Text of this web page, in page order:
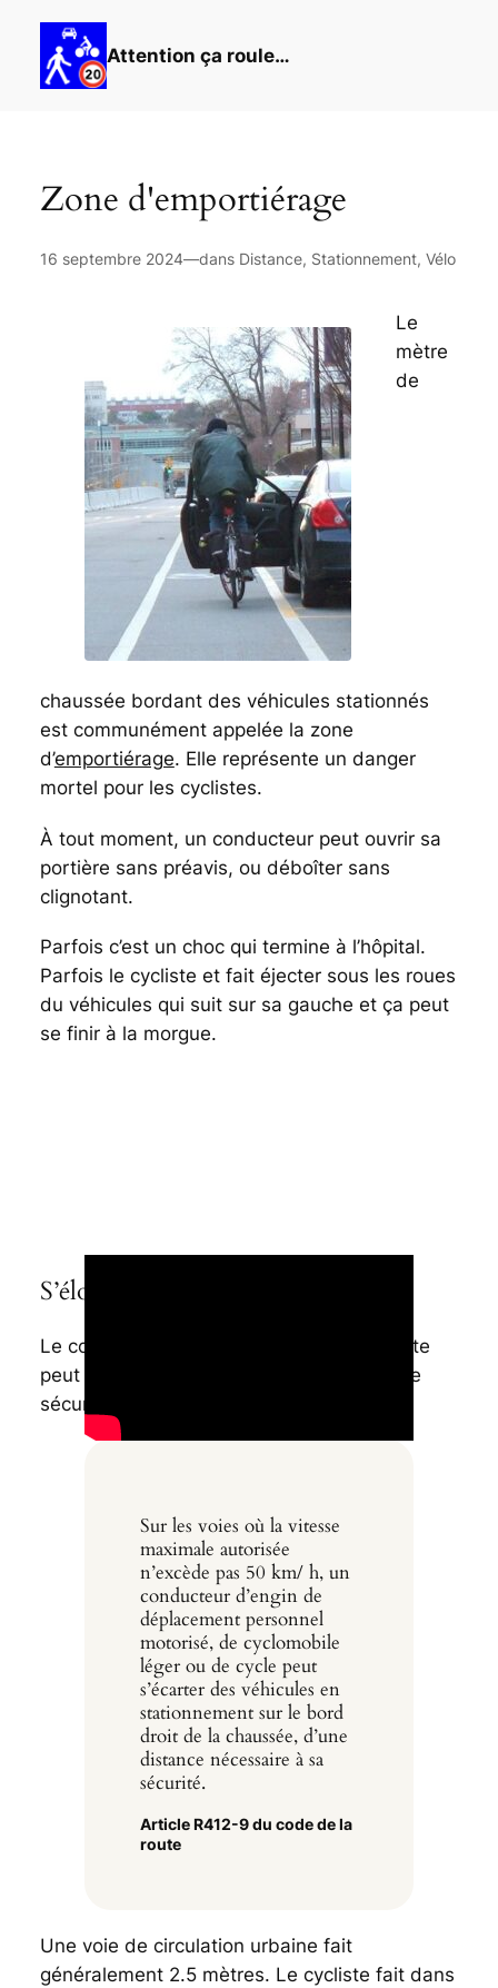
Attention ça roule…
Zone d'emportiérage
16 septembre 2024—dans Distance, Stationnement, Vélo
Le
mètre
de
chaussée bordant des véhicules stationnés
est communément appelée la zone
d’emportiérage. Elle représente un danger
mortel pour les cyclistes.
À tout moment, un conducteur peut ouvrir sa
portière sans préavis, ou déboîter sans
clignotant.
Parfois c’est un choc qui termine à l’hôpital.
Parfois le cycliste et fait éjecter sous les roues
du véhicules qui suit sur sa gauche et ça peut
se finir à la morgue.
S’éloigner du bord droit
Le code le prévoit explicitement. Le cycliste
peut s’écarter du bord droit pour sa propre
sécurité (
Sur les voies où la vitesse
maximale autorisée
n’excède pas 50 km/ h, un
conducteur d’engin de
déplacement personnel
motorisé, de cyclomobile
léger ou de cycle peut
s’écarter des véhicules en
stationnement sur le bord
droit de la chaussée, d’une
distance nécessaire à sa
sécurité.
Article R412-9 du code de la
route
Une voie de circulation urbaine fait
généralement 2.5 mètres. Le cycliste fait dans